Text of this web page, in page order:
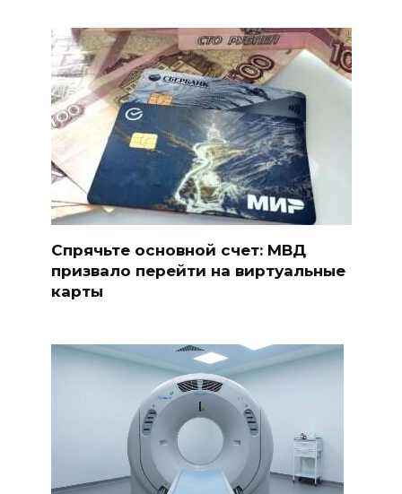
Спрячьте основной счет: МВД
призвало перейти на виртуальные
карты